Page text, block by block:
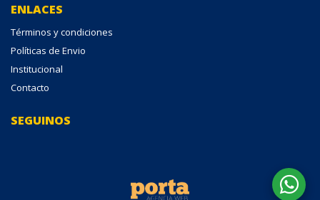
ENLACES
Términos y condiciones
Políticas de Envio
Institucional
Contacto
SEGUINOS